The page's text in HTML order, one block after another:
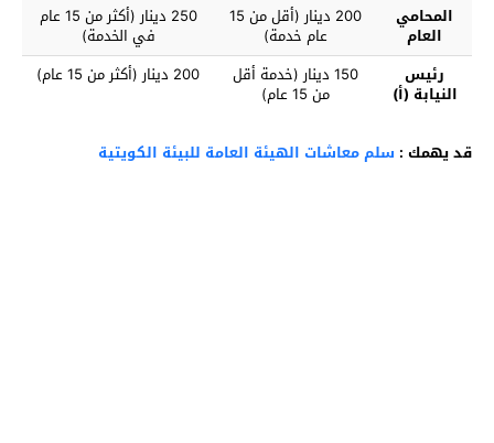
المحامي
العام
200 دينار (أقل من 15
عام خدمة)
250 دينار (أكثر من 15 عام
في الخدمة)
رئيس
النيابة (أ)
150 دينار (خدمة أقل
من 15 عام)
200 دينار (أكثر من 15 عام)
قد يهمك : سلم معاشات الهيئة العامة للبيئة الكويتية